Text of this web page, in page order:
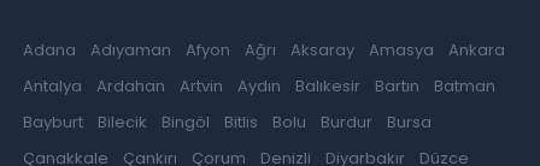
Adana Adıyaman Afyon Ağrı Aksaray Amasya
Ankara
Antalya
Ardahan Artvin Aydın Balıkesir Bartın
Batman
Bayburt
Bilecik Bingöl Bitlis Bolu Burdur
Bursa
Çanakkale
Çankırı Çorum Denizli Diyarbakır
Düzce